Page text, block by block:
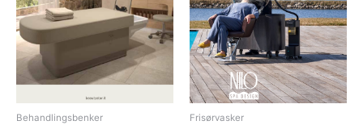
Behandlingsbenker Frisørvasker